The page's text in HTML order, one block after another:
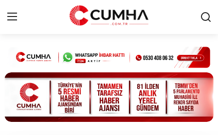
Kurumsal
Cumhurbaşkanlığı
Bakanlıklar